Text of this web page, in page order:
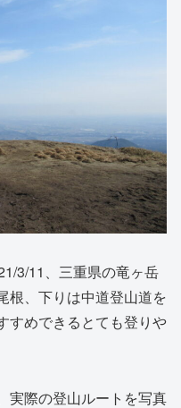
3/11、三重県の竜ヶ岳
根、下りは中道登山道を
すめできるとても登りや
実際の登山ルートを写真